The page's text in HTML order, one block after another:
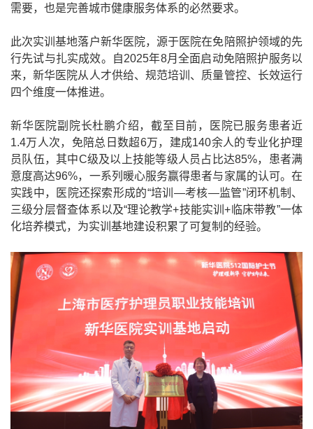
需要，也是完善城市健康服务体系的必然要求。
此次实训基地落户新华医院，源于医院在免陪照护领域的先
行先试与扎实成效。自2025年8月全面启动免陪照护服务以
来，新华医院从人才供给、规范培训、质量管控、长效运行
四个维度一体推进。
新华医院副院长杜鹏介绍，截至目前，医院已服务患者近
1.4万人次，免陪总日数超6万，建成140余人的专业化护理
员队伍，其中C级及以上技能等级人员占比达85%，患者满
意度高达96%，一系列暖心服务赢得患者与家属的认可。在
实践中，医院还探索形成的“培训 —考核—监管”闭环机制、
三级分层督查体系以及“理论教学+技能实训+ 临床带教”一体
化培养模式，为实训基地建设积累了可复制的经验。